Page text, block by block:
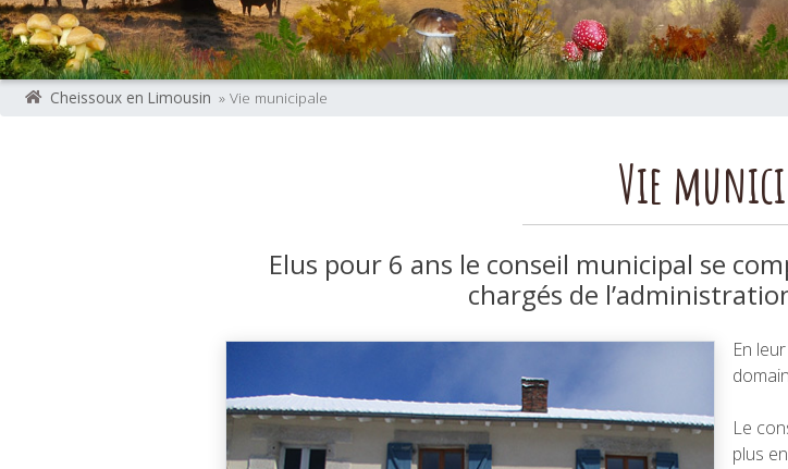
Cheissoux en Limousin » Vie municipale
Vie
Elus pour 6 ans le conseil municipal se
chargés de
En
Le
plus